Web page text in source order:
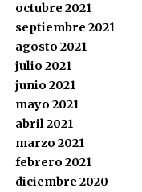
octubre 2021
septiembre 2021
agosto 2021
julio 2021
junio 2021
mayo 2021
abril 2021
marzo 2021
febrero 2021
diciembre 2020